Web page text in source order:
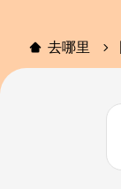
去哪里